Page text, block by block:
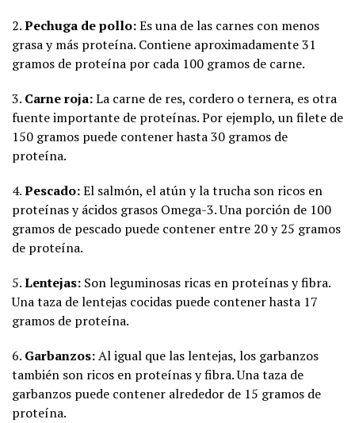
2.Pechuga de pollo:Es una de las carnes con menos
grasa y más proteína. Contiene aproximadamente 31
gramos de proteína por cada 100 gramos de carne.
3. Carne roja:La carne de res, cordero o ternera, es otra
fuente importante de proteínas. Por ejemplo, un filete de
150 gramos puede contener hasta 30 gramos de
proteína.
4.Pescado:El salmón, el atún y la trucha son ricos en
proteínas y ácidos grasos Omega-3. Una porción de 100
gramos de pescado puede contener entre 20 y 25 gramos
de proteína.
5.Lentejas: Son leguminosas ricas en proteínas y fibra.
Una taza de lentejas cocidas puede contener hasta 17
gramos de proteína.
6. Garbanzos:Al igual que las lentejas, los garbanzos
también son ricos en proteínas y fibra. Una taza de
garbanzos puede contener alrededor de 15 gramos de
proteína.